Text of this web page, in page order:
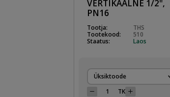
VERTIKAALNE 1/2",
PN16
Tootja:
THS
Tootekood:
510
Staatus:
Laos
Üksiktoode
TK